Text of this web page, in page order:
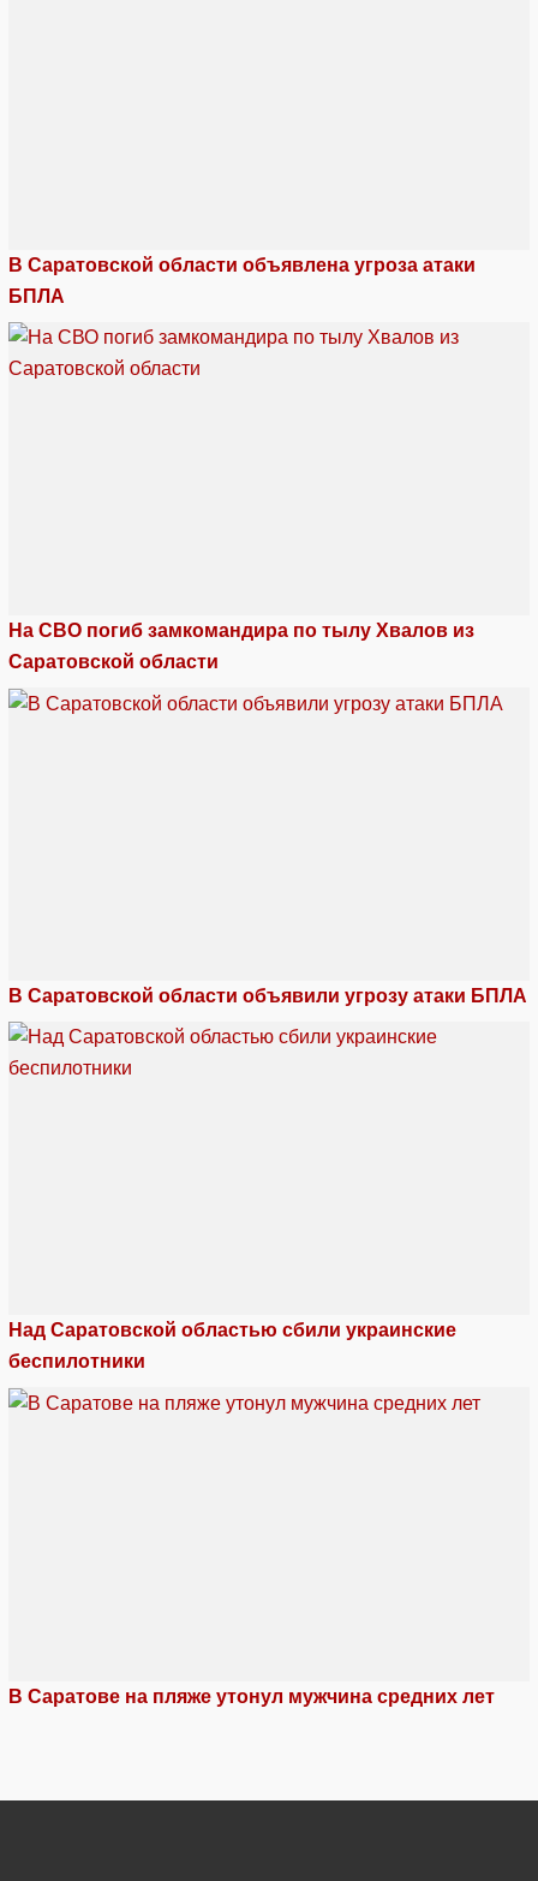
В Саратовской области объявлена угроза атаки
БПЛА
На СВО погиб замкомандира по тылу Хвалов из
Саратовской области
В Саратовской области объявили угрозу атаки БПЛА
Над Саратовской областью сбили украинские
беспилотники
В Саратове на пляже утонул мужчина средних лет